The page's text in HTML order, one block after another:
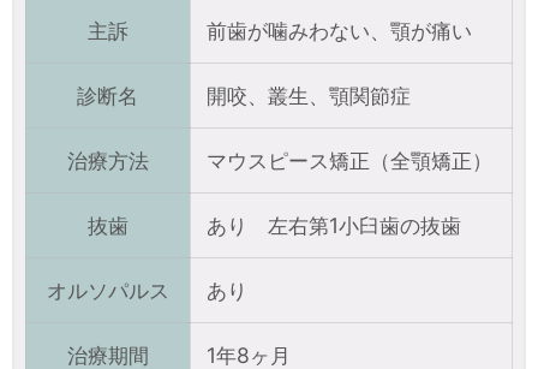
主訴 前歯が噛みわない、顎が痛い
診断名 開咬、叢生、顎関節症
治療方法 マウスピース矯正（全顎矯正）
抜歯 あり 左右第1小臼歯の抜歯
オルソパルス あり
治療期間 1年8ヶ月